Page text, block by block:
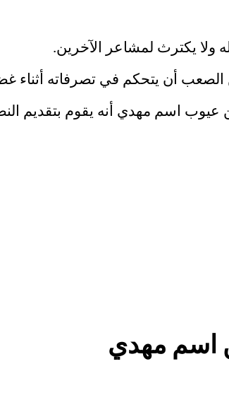
ولا يكترث لمشاعر الآخرين.
أن يتحكم في تصرفاته أثناء
اسم مهدي أنه يقوم بتقديم
اسم مهدي